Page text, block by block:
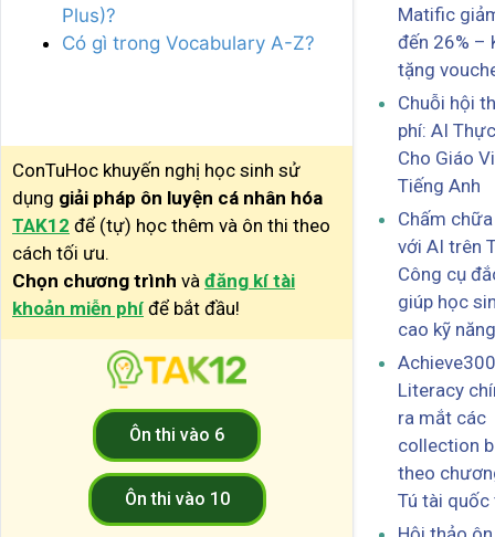
Plus)?
Có gì trong Vocabulary A-Z?
ConTuHoc khuyến nghị học sinh sử
dụng giải pháp ôn luyện cá nhân hóa
TAK12 để (tự) học thêm và ôn thi theo
cách tối ưu.
Chọn chương trình và đăng kí tài
khoản miễn phí để bắt đầu!
Ôn thi vào 6
Ôn thi vào 10
Matific
đến 26% –
tặng
Chuỗi hội
phí: AI
Cho Giáo
Tiếng Anh
Chấm
với AI trên
Công cụ
giúp học
cao kỹ
Literacy
ra mắt các
collection
theo
Tú tài quốc